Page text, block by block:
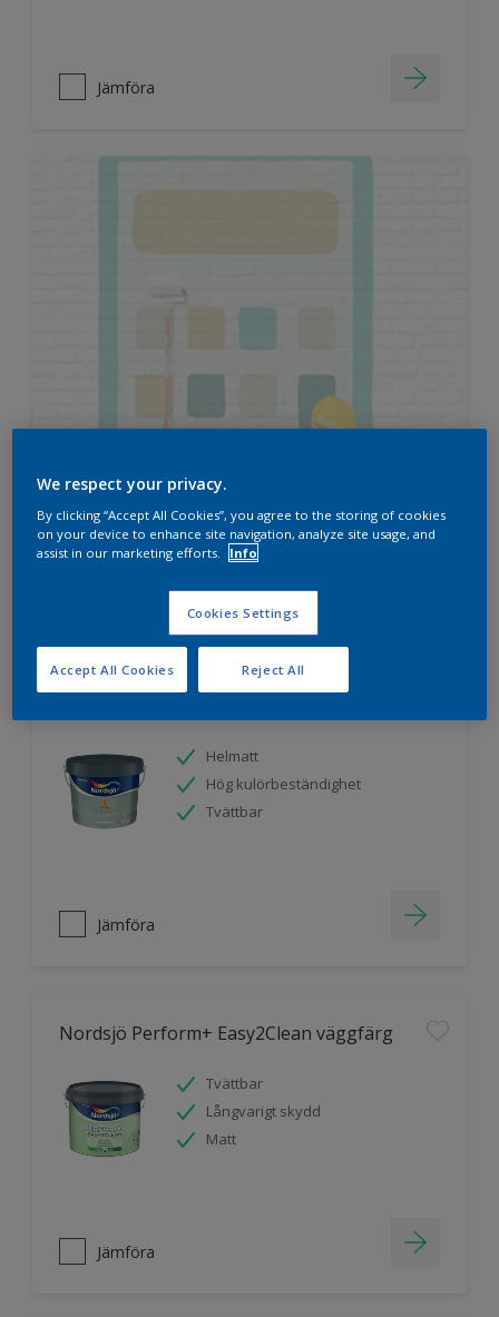
Jämföra
HUR MYCKET FÄRG BEHÖVER DU?
Prova vår färgkalkylator
Nordsjö Ambiance Superfinish Matt
Helmatt
Hög kulörbeständighet
Tvättbar
Jämföra
Nordsjö Perform+ Easy2Clean väggfärg
Tvättbar
Långvarigt skydd
Matt
Jämföra
We respect your privacy.
By clicking “Accept All Cookies”, you agree to the storing of cookies
on your device to enhance site navigation, analyze site usage, and
assist in our marketing efforts.
Info
Cookies Settings
Reject All
Accept All Cookies